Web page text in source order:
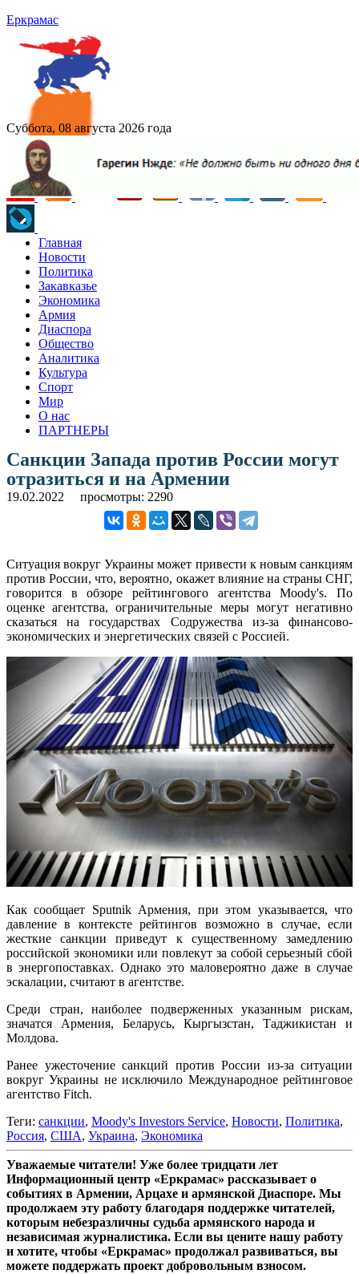
Еркрамас
Суббота, 08 августа 2026 года
Главная
Новости
Политика
Закавказье
Экономика
Армия
Диаспора
Общество
Аналитика
Культура
Спорт
Мир
О нас
ПАРТНЕРЫ
Санкции Запада против России могут
отразиться и на Армении
19.02.2022 просмотры: 2290
Ситуация вокруг Украины может привести к новым санкциям
против России, что, вероятно, окажет влияние на страны СНГ,
говорится в обзоре рейтингового агентства Moody's. По
оценке агентства, ограничительные меры могут негативно
сказаться на государствах Содружества из-за финансово-
экономических и энергетических связей с Россией.
Как сообщает Sputnik Армения, при этом указывается, что
давление в контексте рейтингов возможно в случае, если
жесткие санкции приведут к существенному замедлению
российской экономики или повлекут за собой серьезный сбой
в энергопоставках. Однако это маловероятно даже в случае
эскалации, считают в агентстве.
Среди стран, наиболее подверженных указанным рискам,
значатся Армения, Беларусь, Кыргызстан, Таджикистан и
Молдова.
Ранее ужесточение санкций против России из-за ситуации
вокруг Украины не исключило Международное рейтинговое
агентство Fitch.
Теги: санкции, Moody's Investors Service, Новости, Политика,
Россия, США, Украина, Экономика
Уважаемые читатели! Уже более тридцати лет
Информационный центр «Еркрамас» рассказывает о
событиях в Армении, Арцахе и армянской Диаспоре. Мы
продолжаем эту работу благодаря поддержке читателей,
которым небезразличны судьба армянского народа и
независимая журналистика. Если вы цените нашу работу
и хотите, чтобы «Еркрамас» продолжал развиваться, вы
можете поддержать проект добровольным взносом.